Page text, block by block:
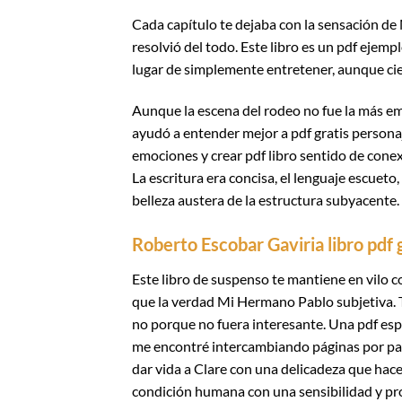
Cada capítulo te dejaba con la sensación
resolvió del todo. Este libro es un pdf
lugar de simplemente entretener, aunque
Aunque la escena del rodeo no fue la más
ayudó a entender mejor a pdf gratis
emociones y crear pdf libro sentido de
La escritura era concisa, el lenguaje
belleza austera de la estructura subyacente.
Roberto Escobar Gaviria libro pdf
Este libro de suspenso te mantiene en vilo
que la verdad Mi Hermano Pablo
no porque no fuera interesante. Una pdf
me encontré intercambiando páginas por
dar vida a Clare con una delicadeza que
condición humana con una sensibilidad y